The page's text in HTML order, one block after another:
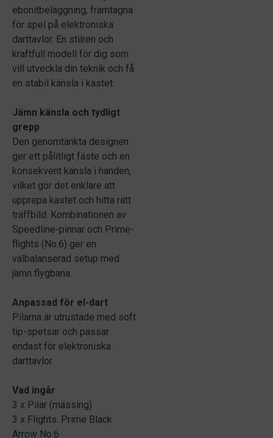
ebonitbeläggning, framtagna
för spel på elektroniska
darttavlor. En stilren och
kraftfull modell för dig som
vill utveckla din teknik och få
en stabil känsla i kastet.
Jämn känsla och tydligt
grepp
Den genomtänkta designen
ger ett pålitligt fäste och en
konsekvent känsla i handen,
vilket gör det enklare att
upprepa kastet och hitta rätt
träffbild. Kombinationen av
Speedline-pinnar och Prime-
flights (No.6) ger en
välbalanserad setup med
jämn flygbana.
Anpassad för el-dart
Pilarna är utrustade med soft
tip-spetsar och passar
endast för elektroniska
darttavlor.
Vad ingår
3 x Pilar (mässing)
3 x Flights: Prime Black
Arrow No.6